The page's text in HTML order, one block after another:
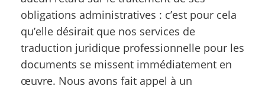
obligations administratives : c’est pour cela
qu’elle désirait que nos services de
traduction juridique professionnelle pour les
documents se missent immédiatement en
œuvre. Nous avons fait appel à un